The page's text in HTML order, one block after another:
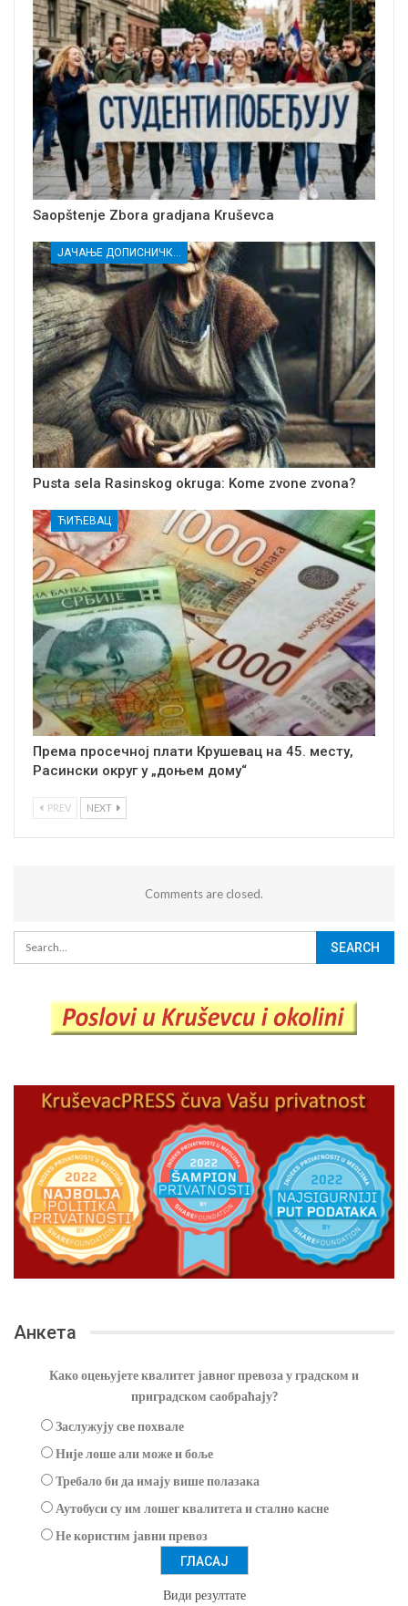
Saopštenje Zbora gradjana Kruševca
Pusta sela Rasinskog okruga: Kome zvone zvona?
ЋИЋЕВАЦ
Према просечној плати Крушевац на 45. месту,
Расински округ у „доњем дому“
PREV NEXT
Comments are closed.
Анкета
Како оцењујете квалитет јавног превоза у градском и
приградском саобраћају?
Заслужују све похвале
Није лоше али може и боље
Требало би да имају више полазака
Аутобуси су им лошег квалитета и стално касне
Не користим јавни превоз
Види резултате